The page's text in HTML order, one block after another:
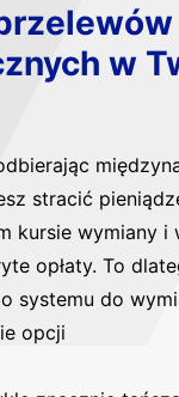
w
stracić
kursie wymiany i
opłaty. To
systemu do
opcji